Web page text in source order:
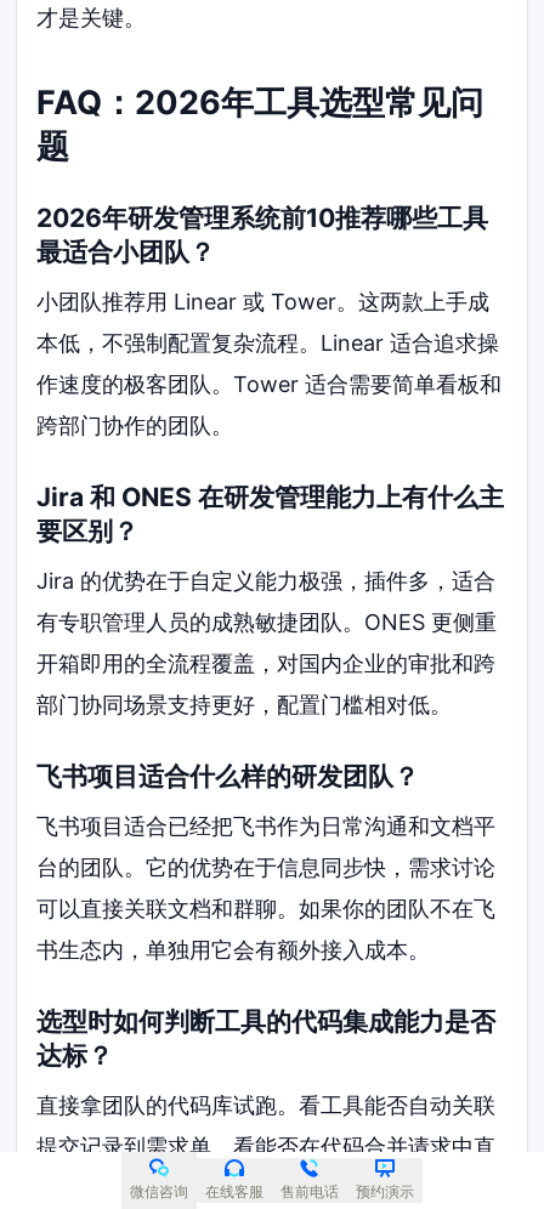
才是关键。
FAQ：2026年工具选型常见问
题
2026年研发管理系统前10推荐哪些工具
最适合小团队？
小团队推荐用 Linear 或 Tower。这两款上手成
本低，不强制配置复杂流程。Linear 适合追求操
作速度的极客团队。Tower 适合需要简单看板和
跨部门协作的团队。
Jira 和 ONES 在研发管理能力上有什么主
要区别？
Jira 的优势在于自定义能力极强，插件多，适合
有专职管理人员的成熟敏捷团队。ONES 更侧重
开箱即用的全流程覆盖，对国内企业的审批和跨
部门协同场景支持更好，配置门槛相对低。
飞书项目适合什么样的研发团队？
飞书项目适合已经把飞书作为日常沟通和文档平
台的团队。它的优势在于信息同步快，需求讨论
可以直接关联文档和群聊。如果你的团队不在飞
书生态内，单独用它会有额外接入成本。
选型时如何判断工具的代码集成能力是否
达标？
直接拿团队的代码库试跑。看工具能否自动关联
提交记录到需求单。看能否在代码合并请求中直
接查看任务详情。看是否支持触发流水线并回写
微信咨询 在线客服 售前电话 预约演示